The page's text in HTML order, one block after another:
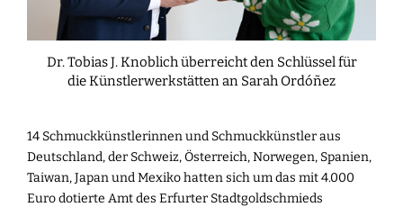
Dr. Tobias J. Knoblich überreicht den Schlüssel für
die Künstlerwerkstätten an Sarah Ordóñez
14 Schmuckkünstlerinnen und Schmuckkünstler aus
Deutschland, der Schweiz, Österreich, Norwegen, Spanien,
Taiwan, Japan und Mexiko hatten sich um das mit 4.000
Euro dotierte Amt des Erfurter Stadtgoldschmieds